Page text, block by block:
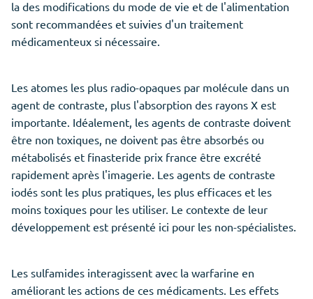
la des modifications du mode de vie et de l'alimentation
sont recommandées et suivies d'un traitement
médicamenteux si nécessaire.
Les atomes les plus radio-opaques par molécule dans un
agent de contraste, plus l'absorption des rayons X est
importante. Idéalement, les agents de contraste doivent
être non toxiques, ne doivent pas être absorbés ou
métabolisés et finasteride prix france être excrété
rapidement après l'imagerie. Les agents de contraste
iodés sont les plus pratiques, les plus efficaces et les
moins toxiques pour les utiliser. Le contexte de leur
développement est présenté ici pour les non-spécialistes.
Les sulfamides interagissent avec la warfarine en
améliorant les actions de ces médicaments. Les effets